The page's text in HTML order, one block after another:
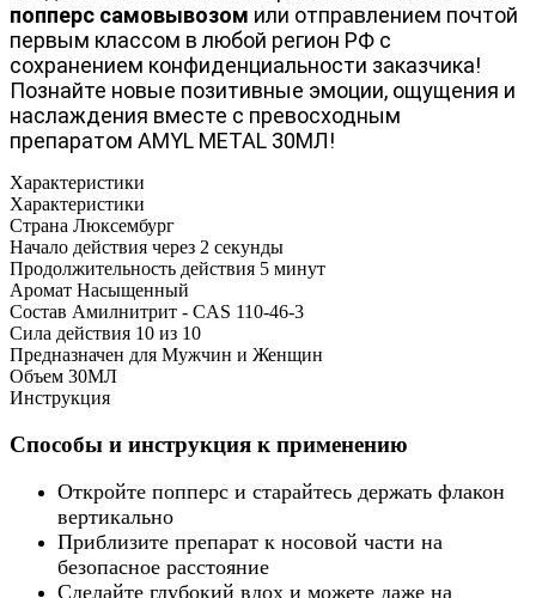
попперс самовывозом или отправлением почтой
первым классом в любой регион РФ с
сохранением конфиденциальности заказчика!
Познайте новые позитивные эмоции, ощущения и
наслаждения вместе с превосходным
препаратом AMYL METAL 30МЛ!
Характеристики
Характеристики
Страна Люксембург
Начало действия через 2 секунды
Продолжительность действия 5 минут
Аромат Насыщенный
Состав Амилнитрит - CAS 110-46-3
Сила действия 10 из 10
Предназначен для Мужчин и Женщин
Объем 30МЛ
Инструкция
Способы и инструкция к применению
Откройте попперс и старайтесь держать флакон
вертикально
Приблизите препарат к носовой части на
безопасное расстояние
Сделайте глубокий вдох и можете даже на